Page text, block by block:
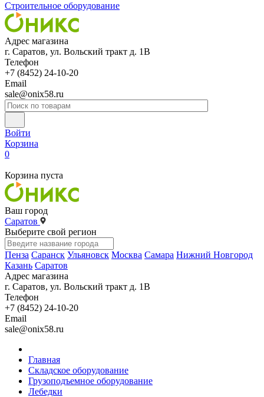
Строительное оборудование
Адрес магазина
г. Саратов, ул. Вольский тракт д. 1В
Телефон
+7 (8452) 24-10-20
Email
sale@onix58.ru
Войти
Корзина
0
Корзина пуста
Ваш город
Саратов
Выберите свой регион
Пенза Саранск Ульяновск Москва Самара Нижний Новгород
Казань Саратов
Адрес магазина
г. Саратов, ул. Вольский тракт д. 1В
Телефон
+7 (8452) 24-10-20
Email
sale@onix58.ru
Главная
Складское оборудование
Грузоподъемное оборудование
Лебедки